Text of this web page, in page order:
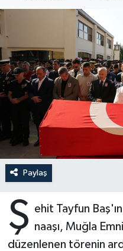
Paylaş
Ş ehit Tayfun
naaşı, Muğla
düzenlenen törenin
Ardahan Müftülüğü
Artvin Müftülüğü
Aydın Müftülüğü
Balıkesir Müftülüğü
Bartın Müftülüğü
Batman Müftülüğü
Bayburt Müftülüğü
Bilecik Müftülüğü
Kurban
Mukabele
Peygamberimizin
Ramazan
Sahabeler
Zekat
DİYANET AKADEMİ
DİYANET GENÇLİK
DİYANET RADYO/
DEPREM
Dünya
Eğitim
Kültür-Sanat